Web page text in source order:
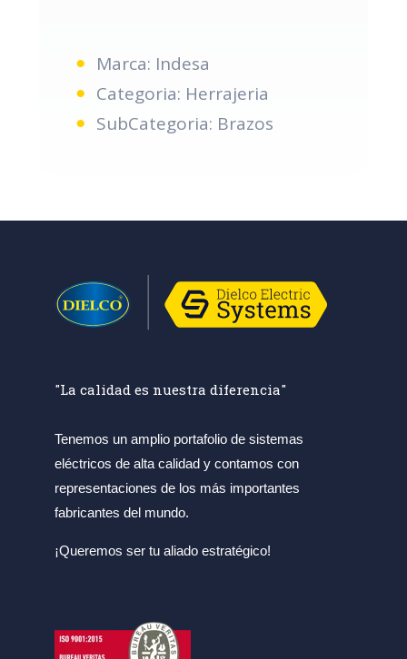
Marca: Indesa
Categoria: Herrajeria
SubCategoria: Brazos
"La calidad es nuestra diferencia"
Tenemos un amplio portafolio de sistemas
eléctricos de alta calidad y contamos con
representaciones de los más importantes
fabricantes del mundo.
¡Queremos ser tu aliado estratégico!